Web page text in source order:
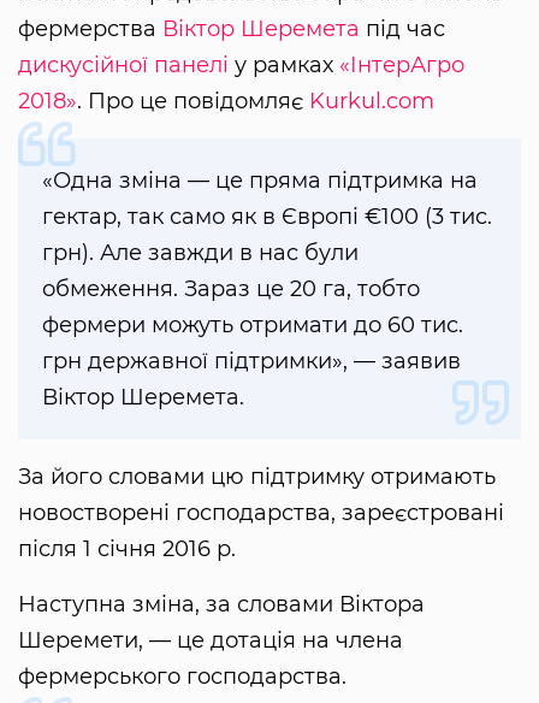
фермерства Віктор Шеремета під час
дискусійної панелі у рамках «ІнтерАгро
2018». Про це повідомляє Kurkul.com
«Одна зміна — це пряма підтримка на
гектар, так само як в Європі €100 (3 тис.
грн). Але завжди в нас були
обмеження. Зараз це 20 га, тобто
фермери можуть отримати до 60 тис.
грн державної підтримки», — заявив
Віктор Шеремета.
За його словами цю підтримку отримають
новостворені господарства, зареєстровані
після 1 січня 2016 р.
Наступна зміна, за словами Віктора
Шеремети, — це дотація на члена
фермерського господарства.